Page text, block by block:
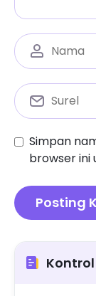
Simpan
browser ini